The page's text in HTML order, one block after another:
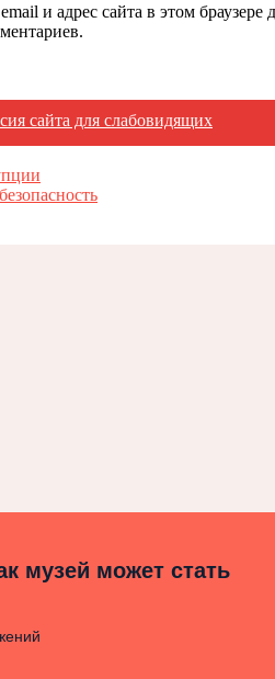
и адрес сайта в этом браузере
сайта для слабовидящих
музей может стать